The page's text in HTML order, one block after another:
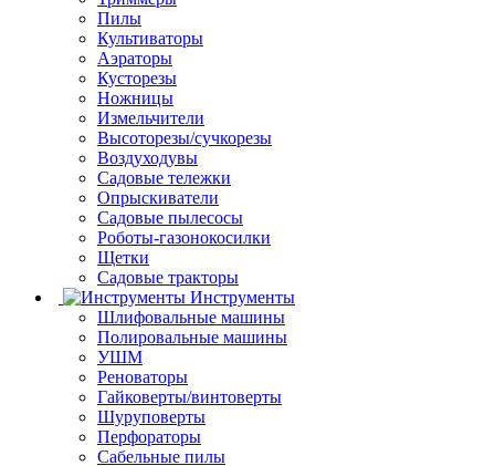
Пилы
Культиваторы
Аэраторы
Кусторезы
Ножницы
Измельчители
Высоторезы/сучкорезы
Воздуходувы
Садовые тележки
Опрыскиватели
Садовые пылесосы
Роботы-газонокосилки
Щетки
Садовые тракторы
Инструменты
Шлифовальные машины
Полировальные машины
УШМ
Реноваторы
Гайковерты/винтоверты
Шуруповерты
Перфораторы
Сабельные пилы